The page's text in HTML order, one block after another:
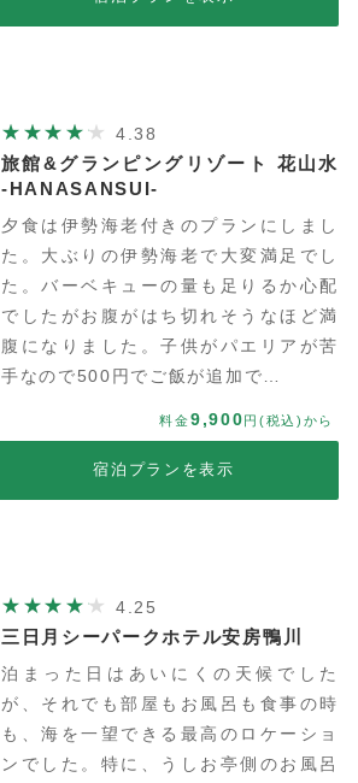
4.38
旅館&グランピングリゾート 花山水
-HANASANSUI-
夕食は伊勢海老付きのプランにしまし
た。大ぶりの伊勢海老で大変満足でし
た。バーベキューの量も足りるか心配
でしたがお腹がはち切れそうなほど満
腹になりました。子供がパエリアが苦
手なので500円でご飯が追加で…
料金9,900円(税込)から
宿泊プランを表示
4.25
三日月シーパークホテル安房鴨川
泊まった日はあいにくの天候でした
が、それでも部屋もお風呂も食事の時
も、海を一望できる最高のロケーショ
ンでした。特に、うしお亭側のお風呂